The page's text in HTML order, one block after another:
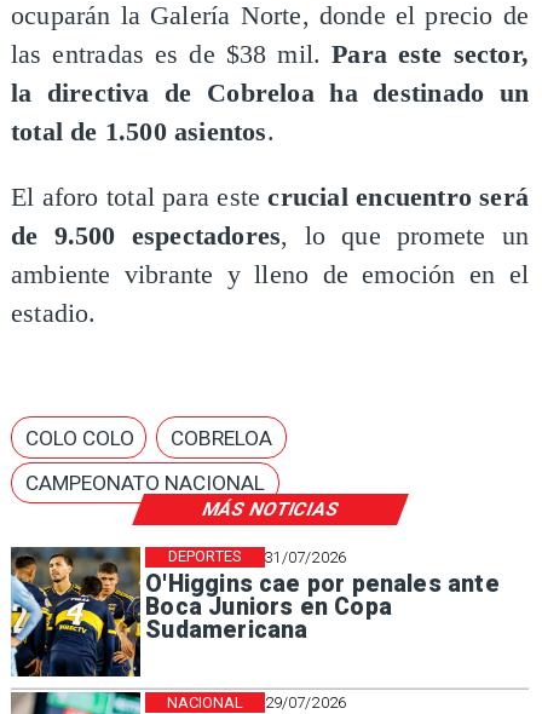
MÁS NOTICIAS
31/07/2026
O'Higgins cae por penales ante
Boca Juniors en Copa
Sudamericana
DEPORTES
29/07/2026
NACIONAL
ocuparán la Galería Norte, donde el precio de
las entradas es de $38 mil.Para este sector,
la directiva de Cobreloa ha destinado un
total de 1.500 asientos.
El aforo total para estecrucial encuentro será
de 9.500 espectadores, lo que promete un
ambiente vibrante y lleno de emoción en el
estadio.
COLO COLO
COBRELOA
CAMPEONATO NACIONAL